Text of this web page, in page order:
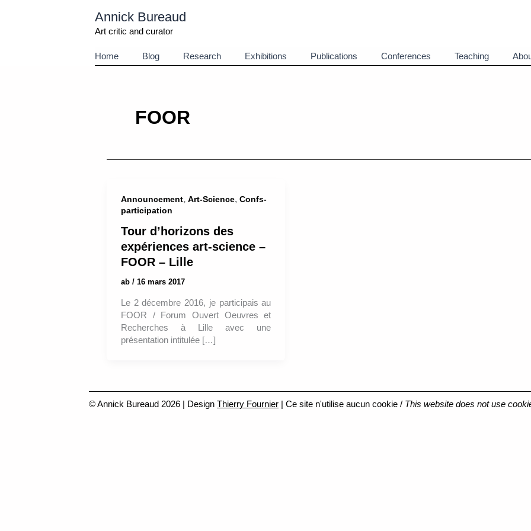
Annick Bureaud
Art critic and curator
Home Blog Research Exhibitions Publications Conferences Teaching
FOOR
Announcement, Art-Science, Confs-
participation
Tour d’horizons des
expériences art-science –
FOOR – Lille
ab / 16 mars 2017
Le 2 décembre 2016, je participais au
FOOR / Forum Ouvert Oeuvres et
Recherches à Lille avec une
présentation intitulée […]
© Annick Bureaud 2026 | Design Thierry Fournier | Ce site n'utilise aucun cookie / This website does not use